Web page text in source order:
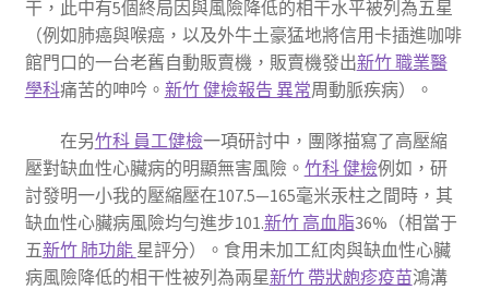
干，此中有5個終局因與風險降低的相干水平被列為五星
（例如肺癌與喉癌，以及外牛土豪猛地將信用卡插進咖啡
館門口的一台老舊自動販賣機，販賣機發出新竹 職業醫
學科痛苦的呻吟。 新竹 健檢報告 異常周動脈疾病）。
在另竹科 員工健檢一項研討中，團隊描寫了高壓縮
壓對缺血性心臟病的明顯無害風險。 竹科 健檢例如，研
討發明一小我的壓縮壓在107.5—165毫米汞柱之間時，其
缺血性心臟病風險均勻進步101.新竹 高血脂36%（相當于
五新竹 肺功能 星評分）。食用未加工紅肉與缺血性心臟
病風險降低的相干性被列為兩星新竹 帶狀皰疹疫苗鴻溝